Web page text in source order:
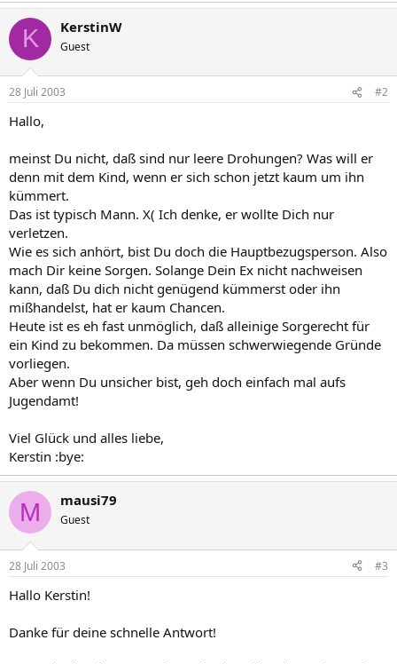
K KerstinW
Guest
28 Juli 2003 #2
Hallo,
meinst Du nicht, daß sind nur leere Drohungen? Was will er
denn mit dem Kind, wenn er sich schon jetzt kaum um ihn
kümmert.
Das ist typisch Mann. X( Ich denke, er wollte Dich nur
verletzen.
Wie es sich anhört, bist Du doch die Hauptbezugsperson. Also
mach Dir keine Sorgen. Solange Dein Ex nicht nachweisen
kann, daß Du dich nicht genügend kümmerst oder ihn
mißhandelst, hat er kaum Chancen.
Heute ist es eh fast unmöglich, daß alleinige Sorgerecht für
ein Kind zu bekommen. Da müssen schwerwiegende Gründe
vorliegen.
Aber wenn Du unsicher bist, geh doch einfach mal aufs
Jugendamt!
Viel Glück und alles liebe,
Kerstin :bye:
M mausi79
Guest
28 Juli 2003 #3
Hallo Kerstin!
Danke für deine schnelle Antwort!